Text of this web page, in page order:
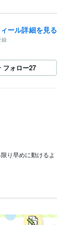
ール詳細を見る
録
フォロー27
り早めに動けるよ